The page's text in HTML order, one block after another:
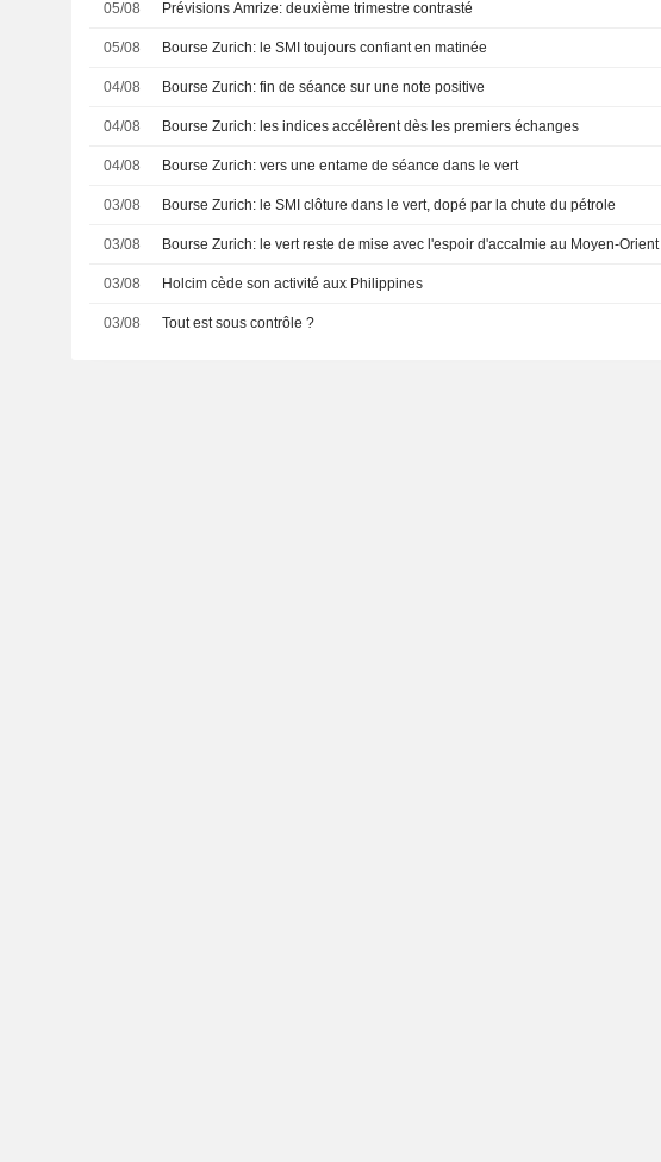
05/08 Prévisions Amrize: deuxième trimestre contrasté
05/08 Bourse Zurich: le SMI toujours confiant en matinée
04/08 Bourse Zurich: fin de séance sur une note positive
04/08 Bourse Zurich: les indices accélèrent dès les premiers échanges
04/08 Bourse Zurich: vers une entame de séance dans le vert
03/08 Bourse Zurich: le SMI clôture dans le vert, dopé par la chute du pétrole
03/08 Bourse Zurich: le vert reste de mise avec l'espoir d'accalmie au Moyen-Orient
03/08 Holcim cède son activité aux Philippines
03/08 Tout est sous contrôle ?